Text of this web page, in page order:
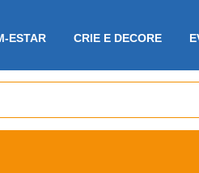
ESTAR CRIE E DECORE